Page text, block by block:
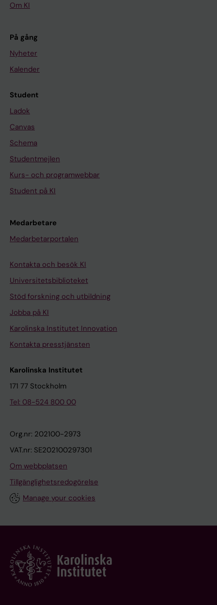
Om KI
På gång
Nyheter
Kalender
Student
Ladok
Canvas
Schema
Studentmejlen
Kurs- och programwebbar
Student på KI
Medarbetare
Medarbetarportalen
Kontakta och besök KI
Universitetsbiblioteket
Stöd forskning och utbildning
Jobba på KI
Karolinska Institutet Innovation
Kontakta presstjänsten
Karolinska Institutet
171 77 Stockholm
Tel: 08-524 800 00
Org.nr: 202100-2973
VAT.nr: SE202100297301
Om webbplatsen
Tillgänglighetsredogörelse
Manage your cookies